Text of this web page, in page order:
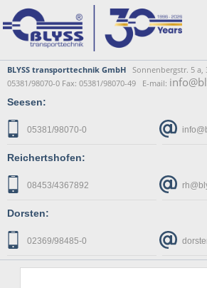
BLYSS transporttechnik GmbH Sonnenbergstr. 5 a,
05381/98070-0 Fax: 05381/98070-49 E-mail:
Seesen:
05381/98070-0
Reichertshofen:
08453/4367892
Dorsten:
02369/98485-0